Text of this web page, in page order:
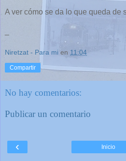
A ver cómo se da lo que queda de
Niretzat - Para mi en 11:04
Compartir
No hay comentarios:
Publicar un comentario
‹ Inicio